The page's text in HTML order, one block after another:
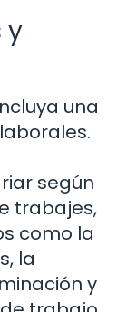
y
una
según
trabajes,
como la
la
y